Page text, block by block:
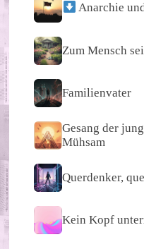
Anarchie
Zum Mensch
Familienvater
Gesang der
Mühsam
Querdenker,
Kein Kopf